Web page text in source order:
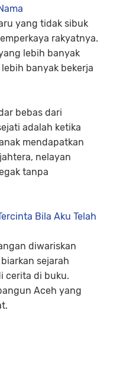
yang tidak sibuk
rakyatnya.
lebih banyak
banyak bekerja
bebas dari
adalah ketika
mendapatkan
nelayan
tanpa
Bila Aku Telah
diwariskan
sejarah
cerita di buku.
Aceh yang